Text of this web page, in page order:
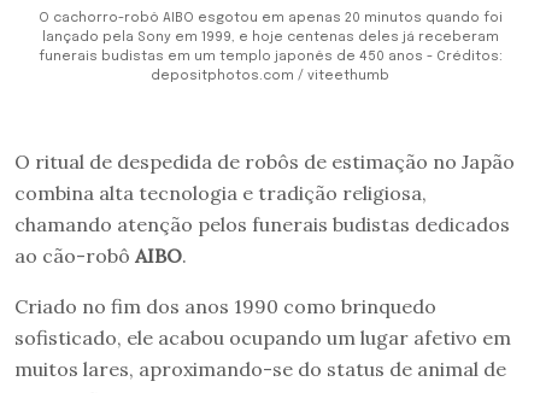
O cachorro-robô AIBO esgotou em apenas 20 minutos quando foi
lançado pela Sony em 1999, e hoje centenas deles já receberam
funerais budistas em um templo japonês de 450 anos - Créditos:
depositphotos.com / viteethumb
O ritual de despedida de robôs de estimação no Japão
combina alta tecnologia e tradição religiosa,
chamando atenção pelos funerais budistas dedicados
ao cão-robô AIBO.
Criado no fim dos anos 1990 como brinquedo
sofisticado, ele acabou ocupando um lugar afetivo em
muitos lares, aproximando-se do status de animal de